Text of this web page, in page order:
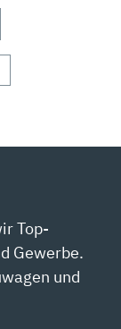
Top-
Gewerbe.
und